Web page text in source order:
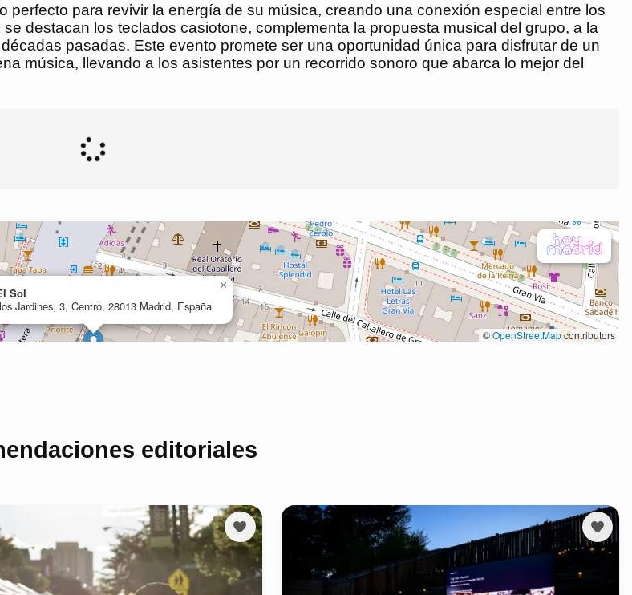
perfecto para revivir la energía de su música, creando una conexión especial entre los
destacan los teclados casiotone, complementa la propuesta musical del grupo, a la
pasadas. Este evento promete ser una oportunidad única para disfrutar de un
música, llevando a los asistentes por un recorrido sonoro que abarca lo mejor del
editoriales